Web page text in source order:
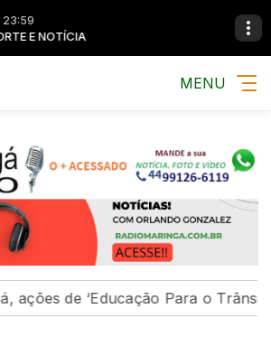
E NOTÍCIA MÚSICA,
MENU
de ‘Educação Para o Trânsito’